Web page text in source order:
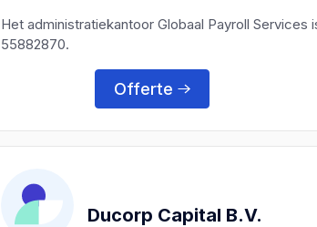
Het administratiekantoor Globaal Payroll
55882870.
Offerte
Ducorp Capital B.V.